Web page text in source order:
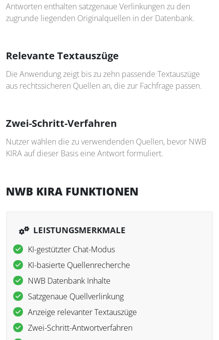
Antworten enthalten satzgenaue Verlinkungen zu den
zugrunde liegenden Originalquellen in der Datenbank.
Relevante Textauszüge
Die Anwendung zeigt bis zu zehn passende Textauszüge
aus rechtssicheren Quellen an, die zur Fachfrage passen.
Zwei-Schritt-Verfahren
Nutzer wählen die zu verwendenden Quellen, bevor NWB
KIRA auf dieser Basis eine Antwort formuliert.
NWB KIRA FUNKTIONEN
LEISTUNGSMERKMALE
KI-gestützter Chat-Modus
KI-basierte Quellenrecherche
NWB Datenbank Inhalte
Satzgenaue Quellverlinkung
Anzeige relevanter Textauszüge
Zwei-Schritt-Antwortverfahren